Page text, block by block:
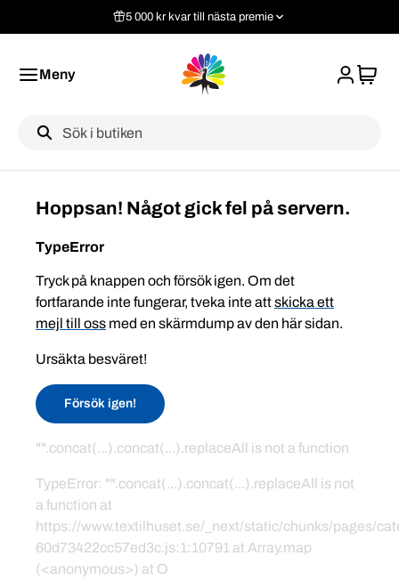
5 000 kr kvar till nästa premie
Meny
Label
Hoppsan! Något gick fel på servern.
TypeError
Tryck på knappen och försök igen. Om det
fortfarande inte fungerar, tveka inte attskicka ett
mejl till oss med en skärmdump av den här sidan.
Ursäkta besväret!
Försök igen!
"".concat(...).concat(...).replaceAll is not a function
TypeError: "".concat(...).concat(...).replaceAll is not
a function at
https://www.textilhuset.se/_next/static/chunks/pages/
60d73422cc57ed3c.js:1:10791 at Array.map
(<anonymous>) at O